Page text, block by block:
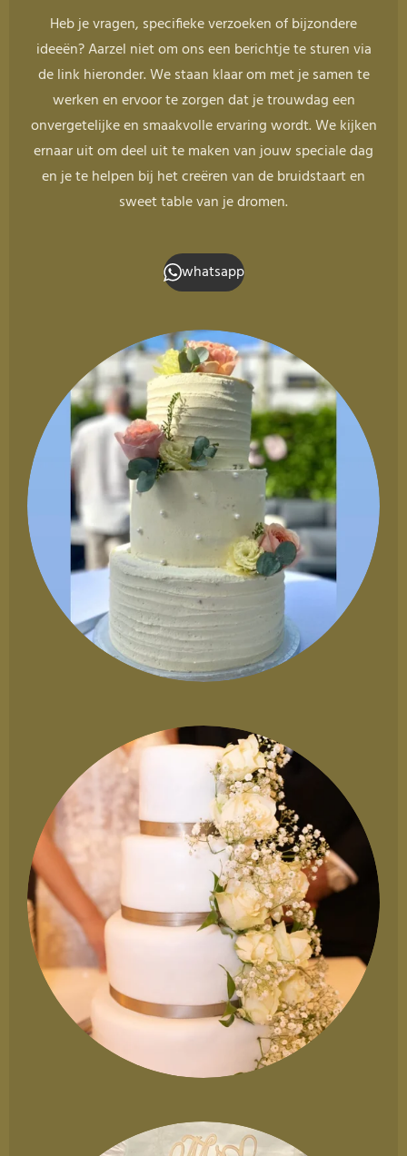
Heb je vragen, specifieke verzoeken of bijzondere
ideeën? Aarzel niet om ons een berichtje te sturen via
de link hieronder. We staan klaar om met je samen te
werken en ervoor te zorgen dat je trouwdag een
onvergetelijke en smaakvolle ervaring wordt. We kijken
ernaar uit om deel uit te maken van jouw speciale dag
en je te helpen bij het creëren van de bruidstaart en
sweet table van je dromen.
whatsapp